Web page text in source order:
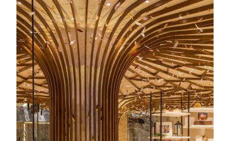
美狮美高梅
禅潺
美狮美高梅的"禅潺"水疗中心是结合传统疗愈智慧与现
代高效养生的静谧之所，将"养生、魅力、活力"三大核
心概念融入各式疗程中，呈献超越奢华的全方位康养体
验，重新诠释"奢享养生新活"。 "禅潺"水疗中心的设计
灵感源自葡萄牙花园，从您踏入水疗中心的那一刻起，
每个细节皆为重拾身体感知、重焕内在心灵、重燃活力
和能量而精心打造。